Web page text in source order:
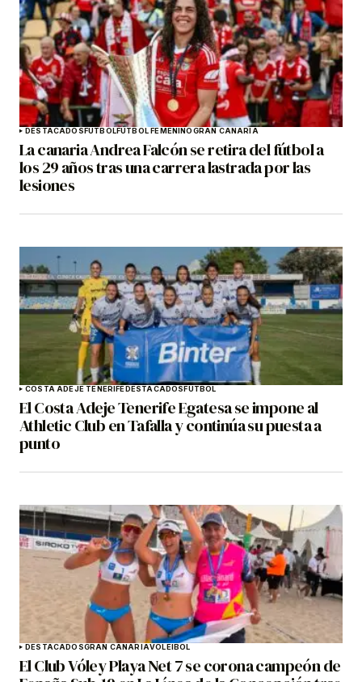
DESTACADOSFÚTBOLFÚTBOL FEMENINOGRAN CANARIA
La canaria Andrea Falcón se retira del fútbol a
los 29 años tras una carrera lastrada por las
lesiones
COSTA ADEJE TENERIFEDESTACADOSFÚTBOL
El Costa Adeje Tenerife Egatesa se impone al
Athletic Club en Tafalla y continúa su puesta a
punto
DESTACADOSGRAN CANARIAVOLEIBOL
El Club Vóley Playa Net 7 se corona campeón de